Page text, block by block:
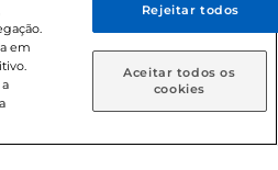
informe como deseja receber
Retire em Loja
Todos os direitos
Prezunic.
em
Rejeitar todos
Aceitar todos os
cookies